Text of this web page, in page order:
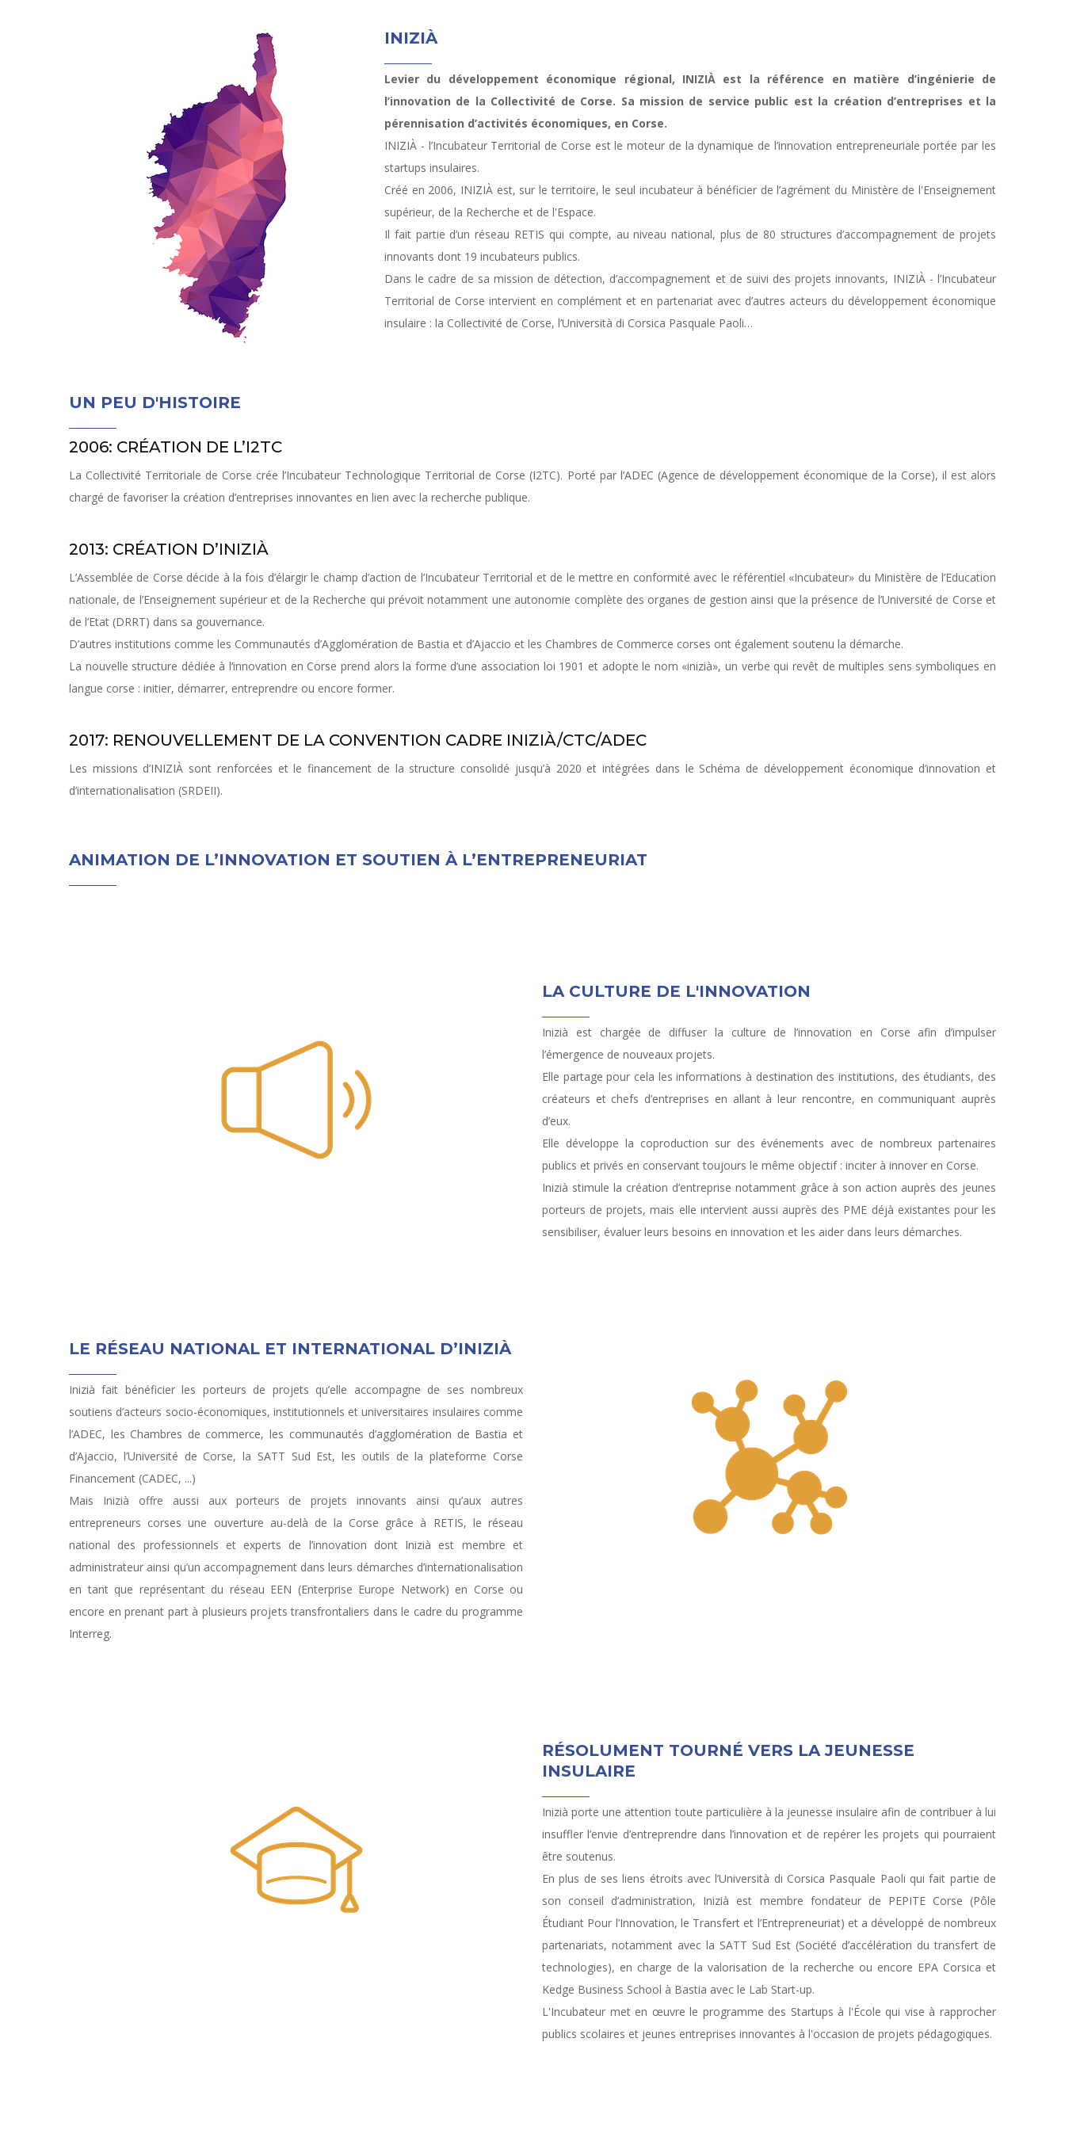
INIZIÀ
Levier du développement économique régional, INIZIÀ est la référence en matière d’ingénierie de
l’innovation de la Collectivité de Corse. Sa mission de service public est la création d’entreprises et la
pérennisation d’activités économiques, en Corse.
INIZIÀ - l’Incubateur Territorial de Corse est le moteur de la dynamique de l’innovation entrepreneuriale portée par les
startups insulaires.
Créé en 2006, INIZIÀ est, sur le territoire, le seul incubateur à bénéficier de l’agrément du Ministère de l'Enseignement
supérieur, de la Recherche et de l'Espace.
Il fait partie d’un réseau RETIS qui compte, au niveau national, plus de 80 structures d’accompagnement de projets
innovants dont 19 incubateurs publics.
Dans le cadre de sa mission de détection, d’accompagnement et de suivi des projets innovants, INIZIÀ - l’Incubateur
Territorial de Corse intervient en complément et en partenariat avec d’autres acteurs du développement économique
insulaire : la Collectivité de Corse, l’Università di Corsica Pasquale Paoli…
UN PEU D'HISTOIRE
2006: CRÉATION DE L’I2TC
La Collectivité Territoriale de Corse crée l’Incubateur Technologique Territorial de Corse (I2TC). Porté par l’ADEC (Agence de développement économique de la Corse), il est alors
chargé de favoriser la création d’entreprises innovantes en lien avec la recherche publique.
2013: CRÉATION D’INIZIÀ
L’Assemblée de Corse décide à la fois d’élargir le champ d’action de l’Incubateur Territorial et de le mettre en conformité avec le référentiel «Incubateur» du Ministère de l’Education
nationale, de l’Enseignement supérieur et de la Recherche qui prévoit notamment une autonomie complète des organes de gestion ainsi que la présence de l’Université de Corse et
de l’Etat (DRRT) dans sa gouvernance.
D’autres institutions comme les Communautés d’Agglomération de Bastia et d’Ajaccio et les Chambres de Commerce corses ont également soutenu la démarche.
La nouvelle structure dédiée à l’innovation en Corse prend alors la forme d’une association loi 1901 et adopte le nom «inizià», un verbe qui revêt de multiples sens symboliques en
langue corse : initier, démarrer, entreprendre ou encore former.
2017: RENOUVELLEMENT DE LA CONVENTION CADRE INIZIÀ/CTC/ADEC
Les missions d’INIZIÀ sont renforcées et le financement de la structure consolidé jusqu’à 2020 et intégrées dans le Schéma de développement économique d’innovation et
d’internationalisation (SRDEII).
ANIMATION DE L’INNOVATION ET SOUTIEN À L’ENTREPRENEURIAT
LA CULTURE DE L'INNOVATION
Inizià est chargée de diffuser la culture de l’innovation en Corse afin d’impulser
l’émergence de nouveaux projets.
Elle partage pour cela les informations à destination des institutions, des étudiants, des
créateurs et chefs d’entreprises en allant à leur rencontre, en communiquant auprès
d’eux.
Elle développe la coproduction sur des événements avec de nombreux partenaires
publics et privés en conservant toujours le même objectif : inciter à innover en Corse.
Inizià stimule la création d’entreprise notamment grâce à son action auprès des jeunes
porteurs de projets, mais elle intervient aussi auprès des PME déjà existantes pour les
sensibiliser, évaluer leurs besoins en innovation et les aider dans leurs démarches.
LE RÉSEAU NATIONAL ET INTERNATIONAL D’INIZIÀ
Inizià fait bénéficier les porteurs de projets qu’elle accompagne de ses nombreux
soutiens d’acteurs socio-économiques, institutionnels et universitaires insulaires comme
l’ADEC, les Chambres de commerce, les communautés d’agglomération de Bastia et
d’Ajaccio, l’Université de Corse, la SATT Sud Est, les outils de la plateforme Corse
Financement (CADEC, ...)
Mais Inizià offre aussi aux porteurs de projets innovants ainsi qu’aux autres
entrepreneurs corses une ouverture au-delà de la Corse grâce à RETIS, le réseau
national des professionnels et experts de l’innovation dont Inizià est membre et
administrateur ainsi qu’un accompagnement dans leurs démarches d’internationalisation
en tant que représentant du réseau EEN (Enterprise Europe Network) en Corse ou
encore en prenant part à plusieurs projets transfrontaliers dans le cadre du programme
Interreg.
RÉSOLUMENT TOURNÉ VERS LA JEUNESSE
INSULAIRE
Inizià porte une attention toute particulière à la jeunesse insulaire afin de contribuer à lui
insuffler l’envie d’entreprendre dans l’innovation et de repérer les projets qui pourraient
être soutenus.
En plus de ses liens étroits avec l’Università di Corsica Pasquale Paoli qui fait partie de
son conseil d’administration, Inizià est membre fondateur de PEPITE Corse (Pôle
Étudiant Pour l’Innovation, le Transfert et l’Entrepreneuriat) et a développé de nombreux
partenariats, notamment avec la SATT Sud Est (Société d’accélération du transfert de
technologies), en charge de la valorisation de la recherche ou encore EPA Corsica et
Kedge Business School à Bastia avec le Lab Start-up.
L'Incubateur met en œuvre le programme des Startups à l'École qui vise à rapprocher
publics scolaires et jeunes entreprises innovantes à l'occasion de projets pédagogiques.